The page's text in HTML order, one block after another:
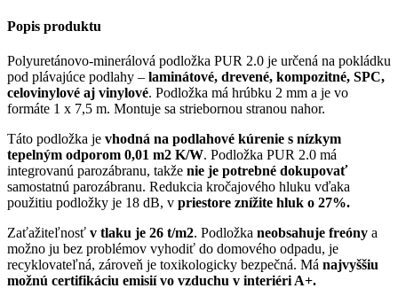
add2
s
parozábranou
5612000
Popis produktu
Polyuretánovo-minerálová podložka PUR 2.0 je určená na pokládku
pod plávajúce podlahy – laminátové, drevené, kompozitné, SPC,
celovinylové aj vinylové. Podložka má hrúbku 2 mm a je vo
formáte 1 x 7,5 m. Montuje sa striebornou stranou nahor.
Táto podložka je vhodná na podlahové kúrenie s nízkym
tepelným odporom 0,01 m2 K/W. Podložka PUR 2.0 má
integrovanú parozábranu, takže nie je potrebné dokupovať
samostatnú parozábranu. Redukcia kročajového hluku vďaka
použitiu podložky je 18 dB, v priestore znížite hluk o 27%.
Zaťažiteľnosť v tlaku je 26 t/m2. Podložka neobsahuje freóny a
možno ju bez problémov vyhodiť do domového odpadu, je
recyklovateľná, zároveň je toxikologicky bezpečná. Má najvyššiu
možnú certifikáciu emisií vo vzduchu v interiéri A+.